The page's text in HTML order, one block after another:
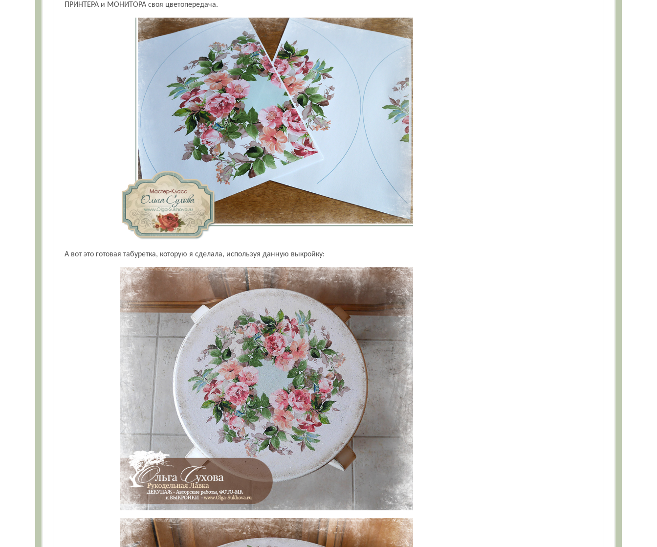
ПРИНТЕРА и МОНИТОРА своя цветопередача.
А вот это готовая табуретка, которую я сделала, используя данную выкройку: